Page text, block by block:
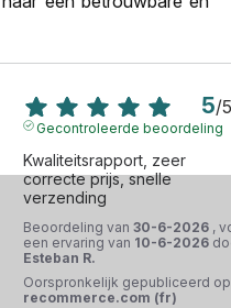
5/5
Gecontroleerde beoordeling
Kwaliteitsrapport, zeer
correcte prijs, snelle
verzending
Beoordeling van 30-6-2026 ,
een ervaring van 10-6-2026
Esteban R.
Oorspronkelijk gepubliceerd op
recommerce.com (fr)